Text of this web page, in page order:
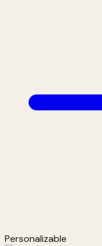
Personalizable